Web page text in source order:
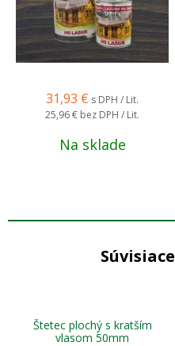
31,93 € s DPH / Lit.
25,96 € bez DPH / Lit.
Na sklade
Štetec plochý s kratším
vlasom 50mm